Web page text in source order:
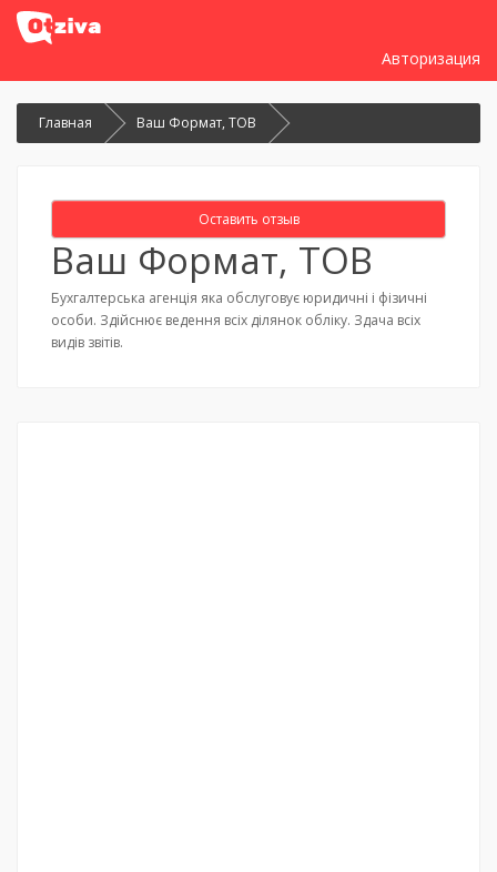
Авторизация
Главная Ваш Формат, ТОВ
Оставить отзыв
Ваш Формат, ТОВ
Бухгалтерська агенція яка обслуговує юридичні і фізичні
особи. Здійснює ведення всіх ділянок обліку. Здача всіх
видів звітів.